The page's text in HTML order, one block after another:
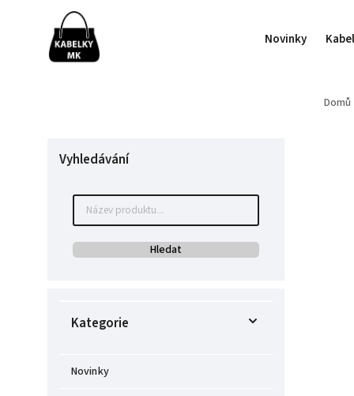
Novinky
Domů
Vyhledávání
Hledat
Kategorie
Novinky